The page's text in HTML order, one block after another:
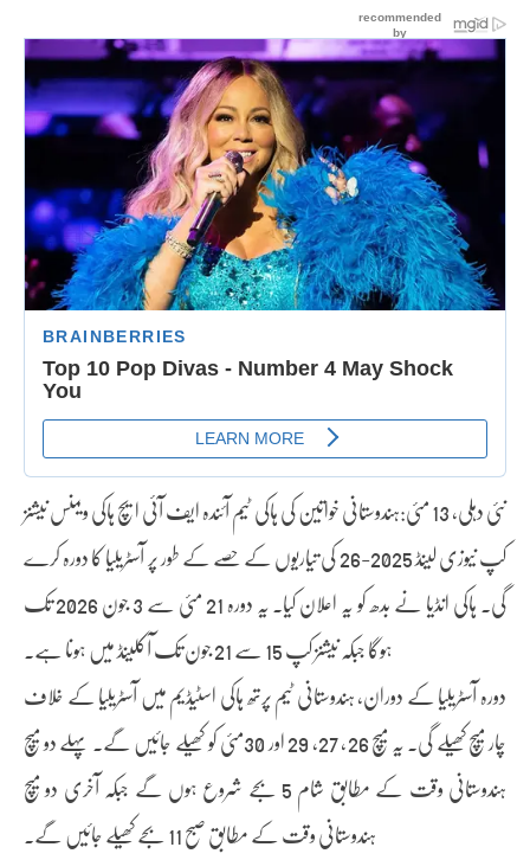
نئی دہلی، 13 مئی:ہندوستانی خواتین کی ہاکی ٹیم آئندہ ایف آئی ایچ ہاکی ویمنس نیشنز
کپ نیوزی لینڈ 2025-26 کی تیاریوں کے حصے کے طور پر آسٹریلیا کا دورہ کرے
گی۔ ہاکی انڈیا نے بدھ کو یہ اعلان کیا۔ یہ دورہ 21 مئی سے 3 جون 2026 تک
ہوگا جبکہ نیشنز کپ 15 سے 21 جون تک آکلینڈ میں ہونا ہے۔
دورہ آسٹریلیا کے دوران، ہندوستانی ٹیم پرتھ ہاکی اسٹیڈیم میں آسٹریلیا کے خلاف
چار میچ کھیلے گی۔ یہ میچ 26، 27، 29 اور 30مئی کو کھیلے جائیں گے۔ پہلے دو میچ
ہندوستانی وقت کے مطابق شام 5 بجے شروع ہوں گے جبکہ آخری دو میچ
ہندوستانی وقت کے مطابق صبح 11 بجے کھیلے جائیں گے۔